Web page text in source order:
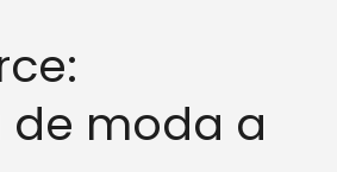
de moda a